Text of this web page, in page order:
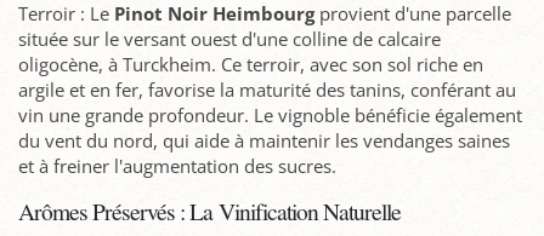
Terroir : Le Pinot Noir Heimbourgprovient d'une parcelle
située sur le versant ouest d'une colline de calcaire
oligocène, à Turckheim. Ce terroir, avec son sol riche en
argile et en fer, favorise la maturité des tanins, conférant au
vin une grande profondeur. Le vignoble bénéficie également
du vent du nord, qui aide à maintenir les vendanges saines
et à freiner l'augmentation des sucres.
Arômes Préservés : La Vinification Naturelle